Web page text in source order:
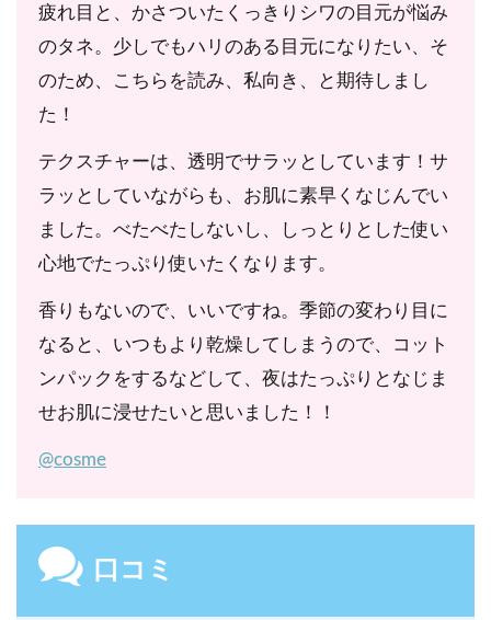
疲れ目と、かさついたくっきりシワの目元が悩み
のタネ。少しでもハリのある目元になりたい、そ
のため、こちらを読み、私向き、と期待しまし
た！
テクスチャーは、透明でサラッとしています！サ
ラッとしていながらも、お肌に素早くなじんでい
ました。べたべたしないし、しっとりとした使い
心地でたっぷり使いたくなります。
香りもないので、いいですね。季節の変わり目に
なると、いつもより乾燥してしまうので、コット
ンパックをするなどして、夜はたっぷりとなじま
せお肌に浸せたいと思いました！！
@cosme
口コミ